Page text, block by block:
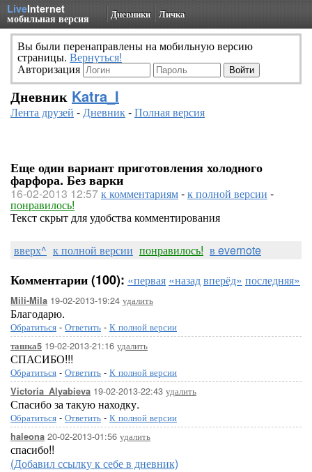
LiveInternet
мобильная версия Дневники Личка
Вы были перенаправлены на мобильную версию
страницы. Вернуться!
Авторизация
Дневник Katra_I
Лента друзей -Дневник-Полная версия
Еще один вариант приготовления холодного
фарфора. Без варки
16-02-2013 12:57к комментариям-к полной версии -
понравилось!
Текст скрыт для удобства комментирования
вверх^ к полной версии понравилось! в evernote
Комментарии (100): «первая «назадвперёд» последняя»
Mili-Mila 19-02-2013-19:24 удалить
Благодарю.
Обратиться - Ответить - К полной версии
ташка5 19-02-2013-21:16 удалить
СПАСИБО!!!
Обратиться - Ответить - К полной версии
Victoria_Alyabieva 19-02-2013-22:43 удалить
Спасибо за такую находку.
Обратиться - Ответить - К полной версии
haleona 20-02-2013-01:56 удалить
спасибо!!
(Добавил ссылку к себе в дневник)